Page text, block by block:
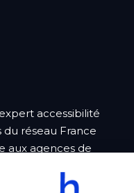
expert accessibilité
réseau France
aux agences de